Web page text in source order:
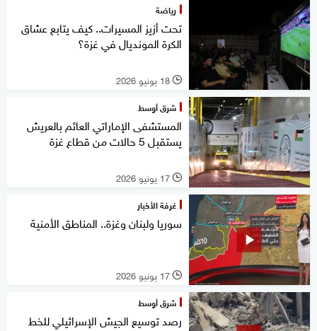
رياضة
تحت أزيز المسيرات.. كيف يتابع عشاق
الكرة المونديال في غزة؟
l 18 يونيو 2026
شرق أوسط
المستشفى الإماراتي العائم بالعريش
يستقبل 5 حالات من قطاع غزة
l 17 يونيو 2026
غرفة الأخبار
سوريا ولبنان وغزة.. المناطق الأمنية
l 17 يونيو 2026
شرق أوسط
رصد توسيع الجيش الإسرائيلي للخط